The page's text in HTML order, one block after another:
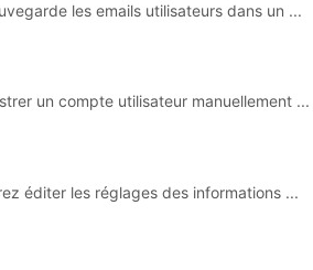
les emails utilisateurs dans un ...
un compte utilisateur manuellement ...
éditer les réglages des informations ...